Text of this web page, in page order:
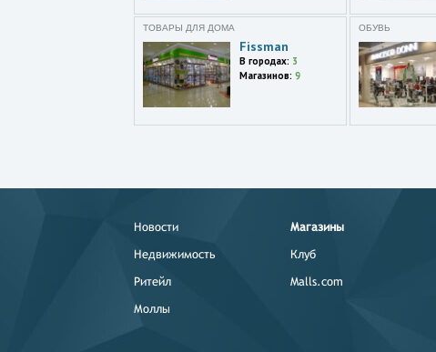
Самара
ул. Куйбышева,133
Пермь
ул. Газеты Звезда,24
ТОВАРЫ ДЛЯ ДОМА
Fissman
В городах: 3
Магазинов: 9
ОБУВЬ
Новости
Недвижимость
Ритейл
Моллы
Магазины
Клуб
Malls.com